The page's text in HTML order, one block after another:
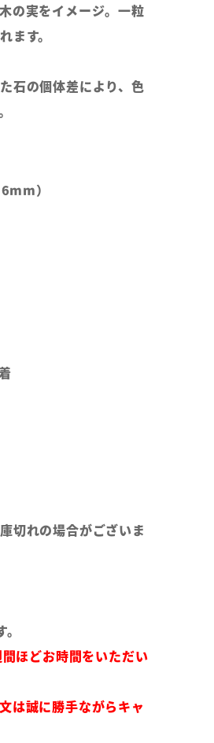
の実をイメージ。一粒
ます。
石の個体差により、色
）
切れの場合がございま
ほどお時間をいただい
は誠に勝手ながらキャ